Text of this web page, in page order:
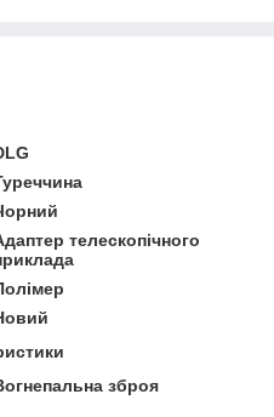
телескопічного
зброя